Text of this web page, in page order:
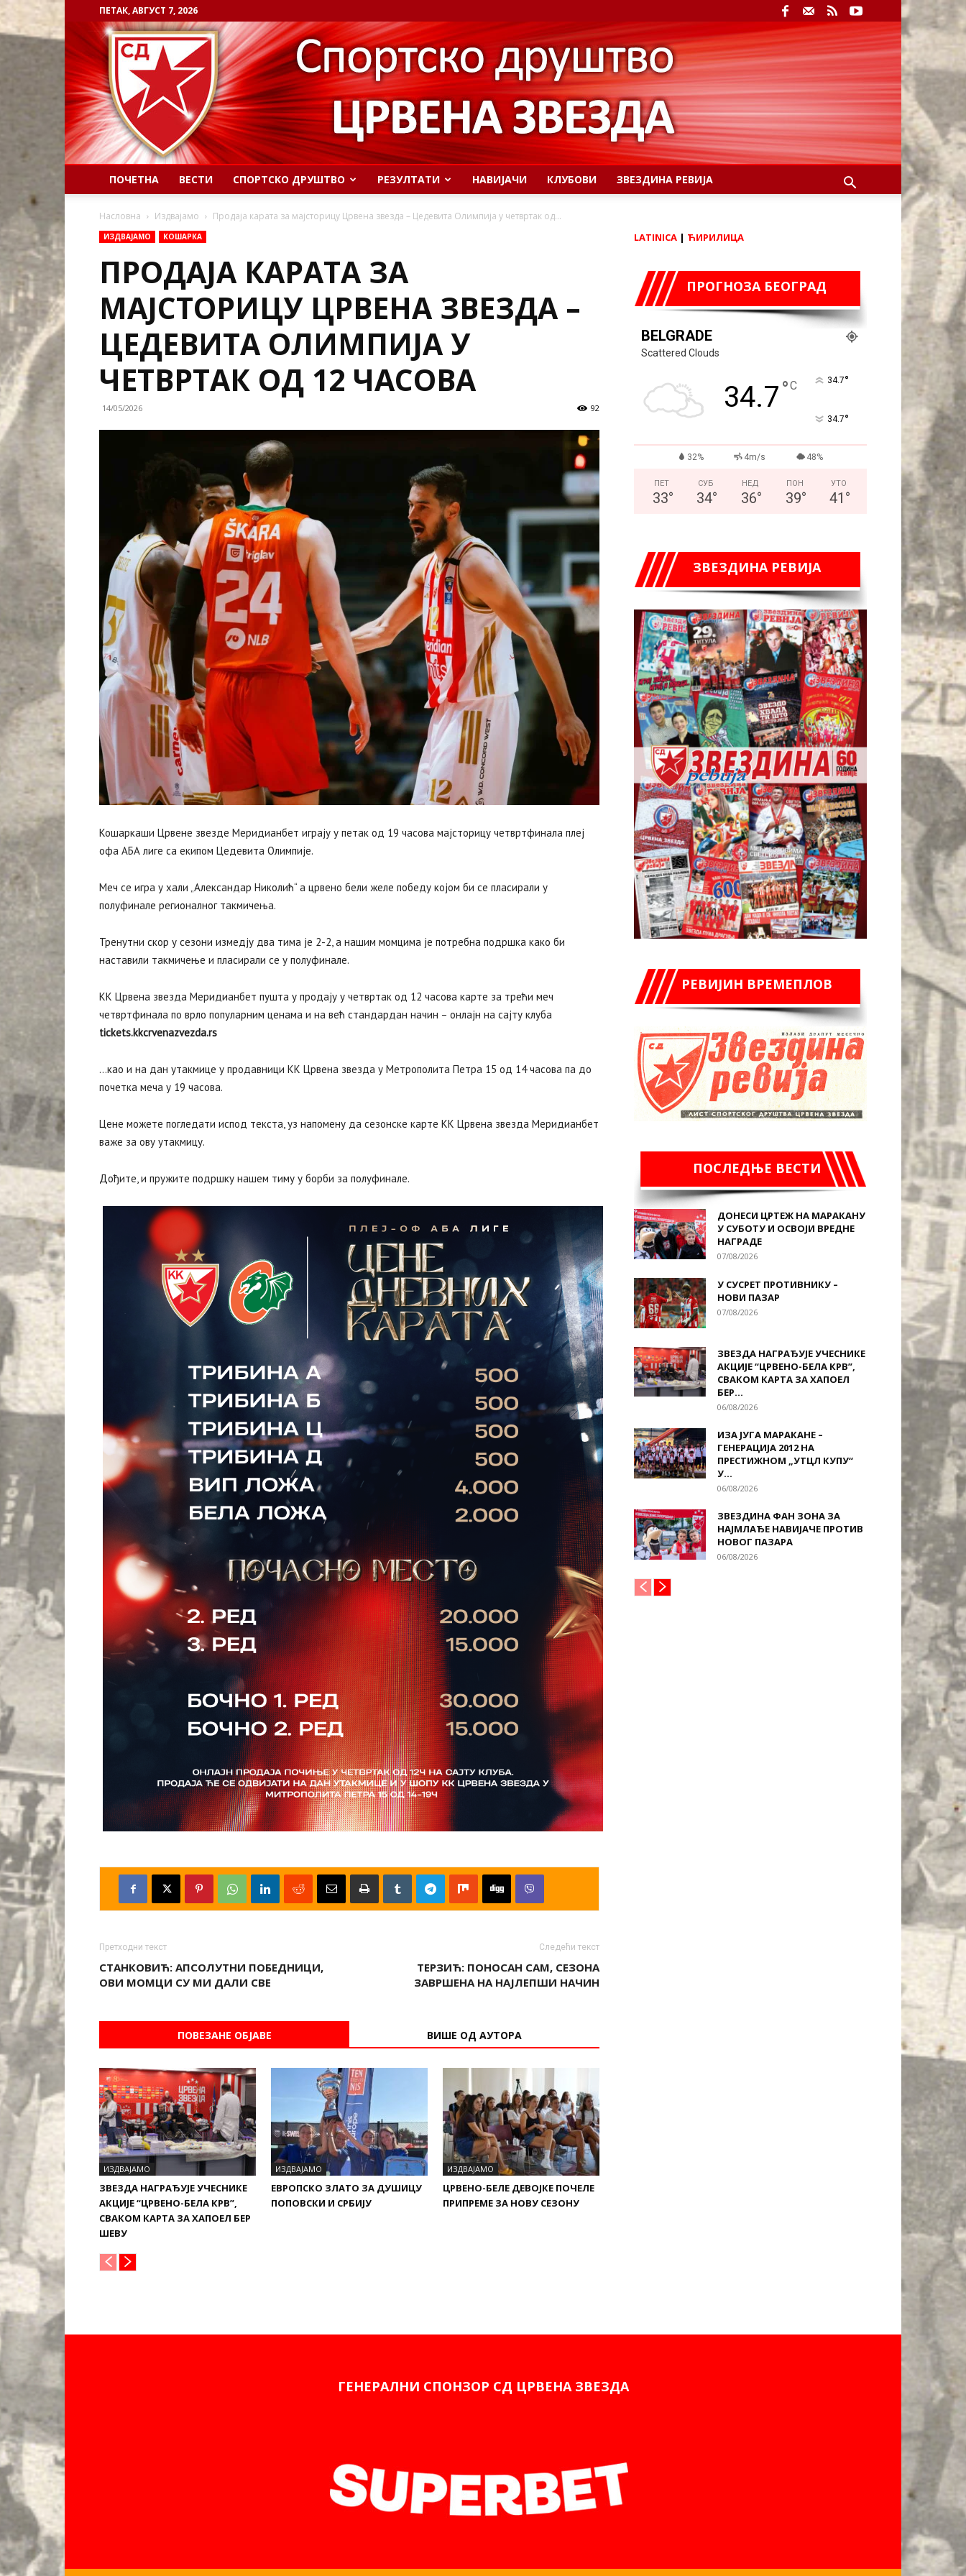
ПЕТАК, АВГУСТ 7, 2026
ПОЧЕТНА ВЕСТИ СПОРТСКО ДРУШТВО РЕЗУЛТАТИ НАВИЈАЧИ КЛУБОВИ ЗВЕЗДИНА РЕВИЈА
Насловна Издвајамо Продаја карата за мајсторицу Црвена звезда – Цедевита Олимпија у четвртак од...
ИЗДВАЈАМО КОШАРКА
ПРОДАЈА КАРАТА ЗА
МАЈСТОРИЦУ ЦРВЕНА ЗВЕЗДА –
ЦЕДЕВИТА ОЛИМПИЈА У
ЧЕТВРТАК ОД 12 ЧАСОВА
14/05/2026 92
Кошаркаши Црвене звезде Меридианбет играју у петак од 19 часова мајсторицу четвртфинала плеј
офа АБА лиге са екипом Цедевита Олимпије.
Меч се игра у хали „Александар Николић“ а црвено бели желе победу којом би се пласирали у
полуфинале регионалног такмичења.
Тренутни скор у сезони измедју два тима је 2-2, а нашим момцима је потребна подршка како би
наставили такмичење и пласирали се у полуфинале.
КК Црвена звезда Меридианбет пушта у продају у четвртак од 12 часова карте за трећи меч
четвртфинала по врло популарним ценама и на већ стандардан начин – онлајн на сајту клуба
tickets.kkcrvenazvezda.rs
…као и на дан утакмице у продавници КК Црвена звезда у Метрополита Петра 15 од 14 часова па до
почетка меча у 19 часова.
Цене можете погледати испод текста, уз напомену да сезонске карте КК Црвена звезда Меридианбет
важе за ову утакмицу.
Дођите, и пружите подршку нашем тиму у борби за полуфинале.
Претходни текст
СТАНКОВИЋ: АПСОЛУТНИ ПОБЕДНИЦИ,
ОВИ МОМЦИ СУ МИ ДАЛИ СВЕ
Следећи текст
ТЕРЗИЋ: ПОНОСАН САМ, СЕЗОНА
ЗАВРШЕНА НА НАЈЛЕПШИ НАЧИН
ПОВЕЗАНЕ ОБЈАВЕ ВИШЕ ОД АУТОРА
ИЗДВАЈАМО
ЗВЕЗДА НАГРАЂУЈЕ УЧЕСНИКЕ
АКЦИЈЕ “ЦРВЕНО-БЕЛА КРВ”,
СВАКОМ КАРТА ЗА ХАПОЕЛ БЕР
ШЕВУ
ИЗДВАЈАМО
ЕВРОПСКО ЗЛАТО ЗА ДУШИЦУ
ПОПОВСКИ И СРБИЈУ
ИЗДВАЈАМО
ЦРВЕНО-БЕЛЕ ДЕВОЈКЕ ПОЧЕЛЕ
ПРИПРЕМЕ ЗА НОВУ СЕЗОНУ
LATINICA | ЋИРИЛИЦА
ПРОГНОЗА БЕОГРАД
BELGRADE
Scattered Clouds
34.7°C 34.7°
34.7°
32% 4m/s 48%
ПЕТ
33°
СУБ
34°
НЕД
36°
ПОН
39°
УТО
41 °
ЗВЕЗДИНА РЕВИЈА
РЕВИЈИН ВРЕМЕПЛОВ
ПОСЛЕДЊЕ ВЕСТИ
ДОНЕСИ ЦРТЕЖ НА МАРАКАНУ
У СУБОТУ И ОСВОЈИ ВРЕДНЕ
НАГРАДЕ
07/08/2026
У СУСРЕТ ПРОТИВНИКУ –
НОВИ ПАЗАР
07/08/2026
ЗВЕЗДА НАГРАЂУЈЕ УЧЕСНИКЕ
АКЦИЈЕ “ЦРВЕНО-БЕЛА КРВ”,
СВАКОМ КАРТА ЗА ХАПОЕЛ
БЕР...
06/08/2026
ИЗА ЈУГА МАРАКАНЕ –
ГЕНЕРАЦИЈА 2012 НА
ПРЕСТИЖНОМ „УТЦЛ КУПУ“
У...
06/08/2026
ЗВЕЗДИНА ФАН ЗОНА ЗА
НАЈМЛАЂЕ НАВИЈАЧЕ ПРОТИВ
НОВОГ ПАЗАРА
06/08/2026
ГЕНЕРАЛНИ СПОНЗОР СД ЦРВЕНА ЗВЕЗДА